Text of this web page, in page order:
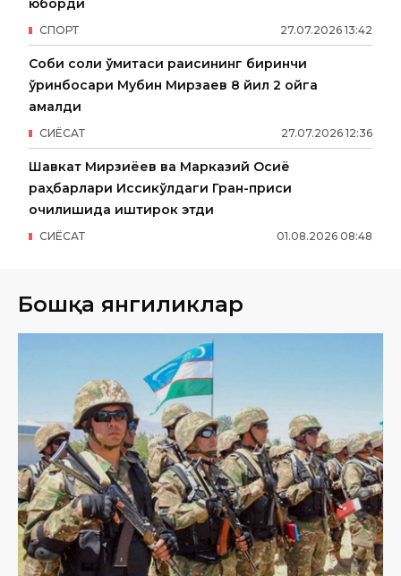
юборди
27.07.2026 13:42
СПОРТ
Собиқ солиқ қўмитаси раисининг биринчи
ўринбосари Мубин Мирзаев 8 йил 2 ойга
қамалди
27.07.2026 12:36
СИËСАТ
Шавкат Мирзиёев ва Марказий Осиё
раҳбарлари Иссиқкўлдаги Гран-приси
очилишида иштирок этди
01.08.2026 08:48
СИËСАТ
Бошқа янгиликлар